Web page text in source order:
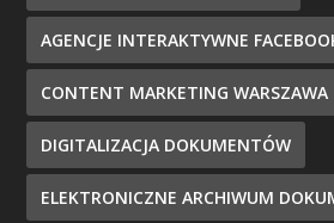
AGENCJE INTERAKTYWNE
CONTENT MARKETING WARSZAWA
DIGITALIZACJA DOKUMENTÓW
ELEKTRONICZNE ARCHIWUM